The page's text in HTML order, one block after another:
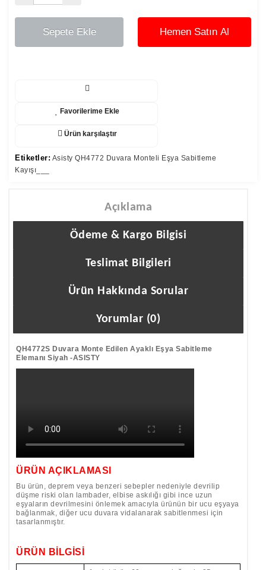
Sepete Ekle Hemen Satın Al
Favorilerime Ekle
Ürün karşılaştır
Etiketler: Asisty QH4772 Duvara Monteli Eşya Sabitleme
Kayışı___
Açıklama
Ödeme & Kargo Bilgisi
Teslimat Bilgileri
Ürün Hakkında Sorular
Yorumlar (0)
QH4772S Duvara Monte Edilen Ayaklı Eşya Sabitleme
Elemanı Siyah -ASISTY
ÜRÜN AÇIKLAMASI
Bu ürün, deprem veya benzeri sebepler nedeniyle devrilip
düşme riski olan lambader, elbise askılığı gibi ince uzun
eşyaların devrilmesini önlemek amacıyla ürünün bir ucu eşyaya
bağlanmak, diğer ucu duvara vidalanarak sabitlenmesi için
tasarlanmıştır.
ÜRÜN BİLGİSİ